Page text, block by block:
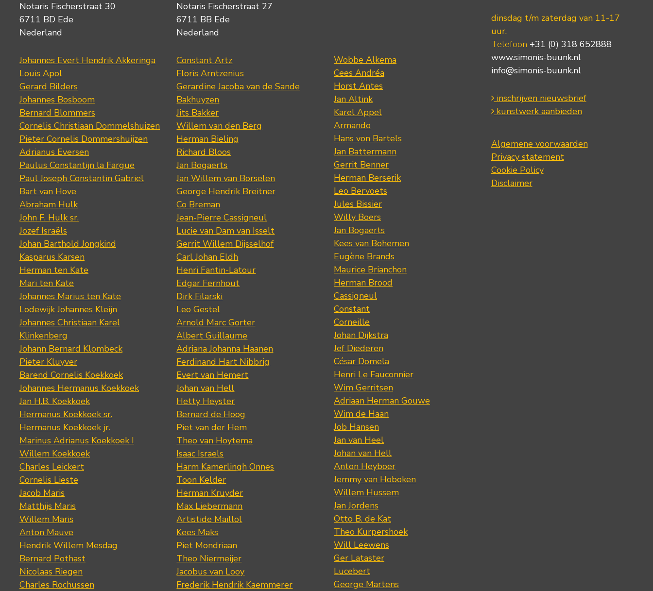
Notaris Fischerstraat 30
6711 BD Ede
Nederland
Johannes Evert Hendrik Akkeringa
Louis Apol
Gerard Bilders
Johannes Bosboom
Bernard Blommers
Cornelis Christiaan Dommelshuizen
Pieter Cornelis Dommershuijzen
Adrianus Eversen
Paulus Constantijn la Fargue
Paul Joseph Constantin Gabriel
Bart van Hove
Abraham Hulk
John F. Hulk sr.
Jozef Israëls
Johan Barthold Jongkind
Kasparus Karsen
Herman ten Kate
Mari ten Kate
Johannes Marius ten Kate
Lodewijk Johannes Kleijn
Johannes Christiaan Karel
Klinkenberg
Johann Bernard Klombeck
Pieter Kluyver
Barend Cornelis Koekkoek
Johannes Hermanus Koekkoek
Jan H.B. Koekkoek
Hermanus Koekkoek sr.
Hermanus Koekkoek jr.
Marinus Adrianus Koekkoek I
Willem Koekkoek
Charles Leickert
Cornelis Lieste
Jacob Maris
Matthijs Maris
Willem Maris
Anton Mauve
Hendrik Willem Mesdag
Bernard Pothast
Nicolaas Riegen
Charles Rochussen
Notaris Fischerstraat 27
6711 BB Ede
Nederland
Constant Artz
Floris Arntzenius
Gerardine Jacoba van de Sande
Bakhuyzen
Jits Bakker
Willem van den Berg
Herman Bieling
Richard Bloos
Jan Bogaerts
Jan Willem van Borselen
George Hendrik Breitner
Co Breman
Jean-Pierre Cassigneul
Lucie van Dam van Isselt
Gerrit Willem Dijsselhof
Carl Johan Eldh
Henri Fantin-Latour
Edgar Fernhout
Dirk Filarski
Leo Gestel
Arnold Marc Gorter
Albert Guillaume
Adriana Johanna Haanen
Ferdinand Hart Nibbrig
Evert van Hemert
Johan van Hell
Hetty Heyster
Bernard de Hoog
Piet van der Hem
Theo van Hoytema
Isaac Israels
Harm Kamerlingh Onnes
Toon Kelder
Herman Kruyder
Max Liebermann
Artistide Maillol
Kees Maks
Piet Mondriaan
Theo Niermeijer
Jacobus van Looy
Frederik Hendrik Kaemmerer
Wobbe Alkema
Cees Andréa
Horst Antes
Jan Altink
Karel Appel
Armando
Hans von Bartels
Jan Battermann
Gerrit Benner
Herman Berserik
Leo Bervoets
Jules Bissier
Willy Boers
Jan Bogaerts
Kees van Bohemen
Eugène Brands
Maurice Brianchon
Herman Brood
Cassigneul
Constant
Corneille
Johan Dijkstra
Jef Diederen
César Domela
Henri Le Fauconnier
Wim Gerritsen
Adriaan Herman Gouwe
Wim de Haan
Job Hansen
Jan van Heel
Johan van Hell
Anton Heyboer
Jemmy van Hoboken
Willem Hussem
Jan Jordens
Otto B. de Kat
Theo Kurpershoek
Will Leewens
Ger Lataster
Lucebert
George Martens
dinsdag t/m zaterdag van 11-17
uur.
Telefoon +31 (0) 318 652888
www.simonis-buunk.nl
info@simonis-buunk.nl
inschrijven nieuwsbrief
kunstwerk aanbieden
Algemene voorwaarden
Privacy statement
Cookie Policy
Disclaimer